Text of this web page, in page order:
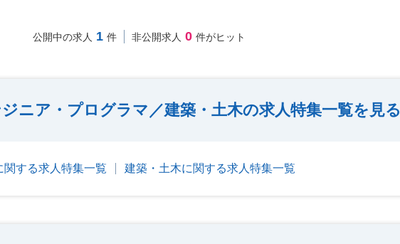
公開中の求人 1 件 非公開求人 0 件がヒット
ニア・プログラマ／建築・土木の求人特集一覧を見る
関する求人特集一覧 建築・土木に関する求人特集一覧